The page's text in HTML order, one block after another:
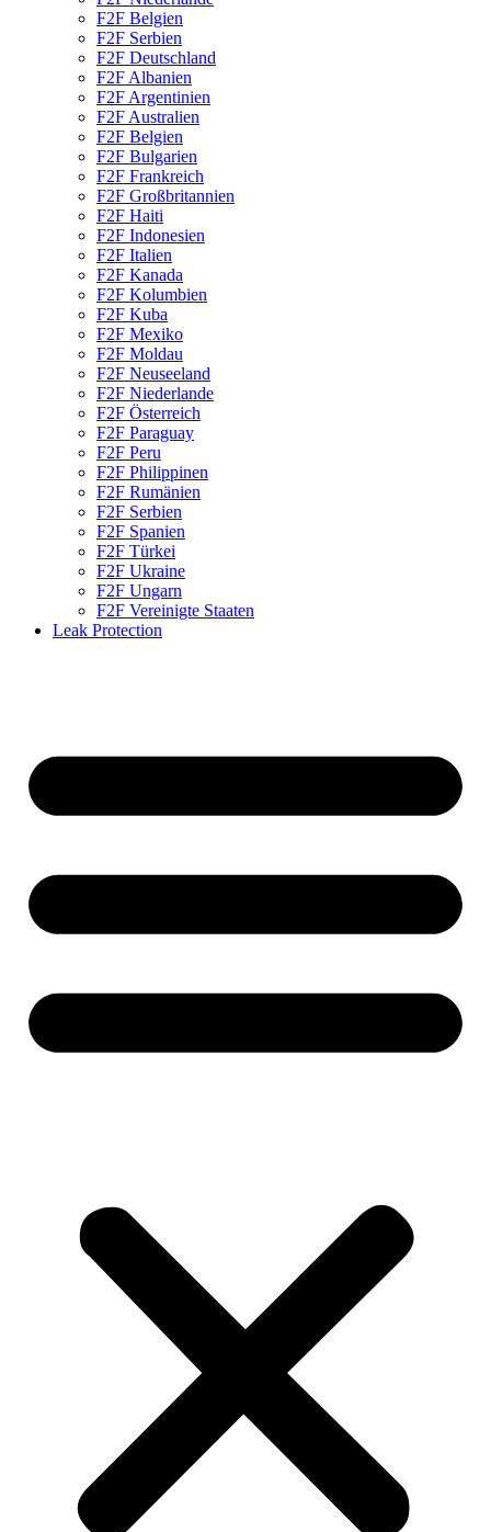
F2F Belgien
F2F Serbien
F2F Deutschland
F2F Albanien
F2F Argentinien
F2F Australien
F2F Belgien
F2F Bulgarien
F2F Frankreich
F2F Großbritannien
F2F Haiti
F2F Indonesien
F2F Italien
F2F Kanada
F2F Kolumbien
F2F Kuba
F2F Mexiko
F2F Moldau
F2F Neuseeland
F2F Niederlande
F2F Österreich
F2F Paraguay
F2F Peru
F2F Philippinen
F2F Rumänien
F2F Serbien
F2F Spanien
F2F Türkei
F2F Ukraine
F2F Ungarn
F2F Vereinigte Staaten
Leak Protection